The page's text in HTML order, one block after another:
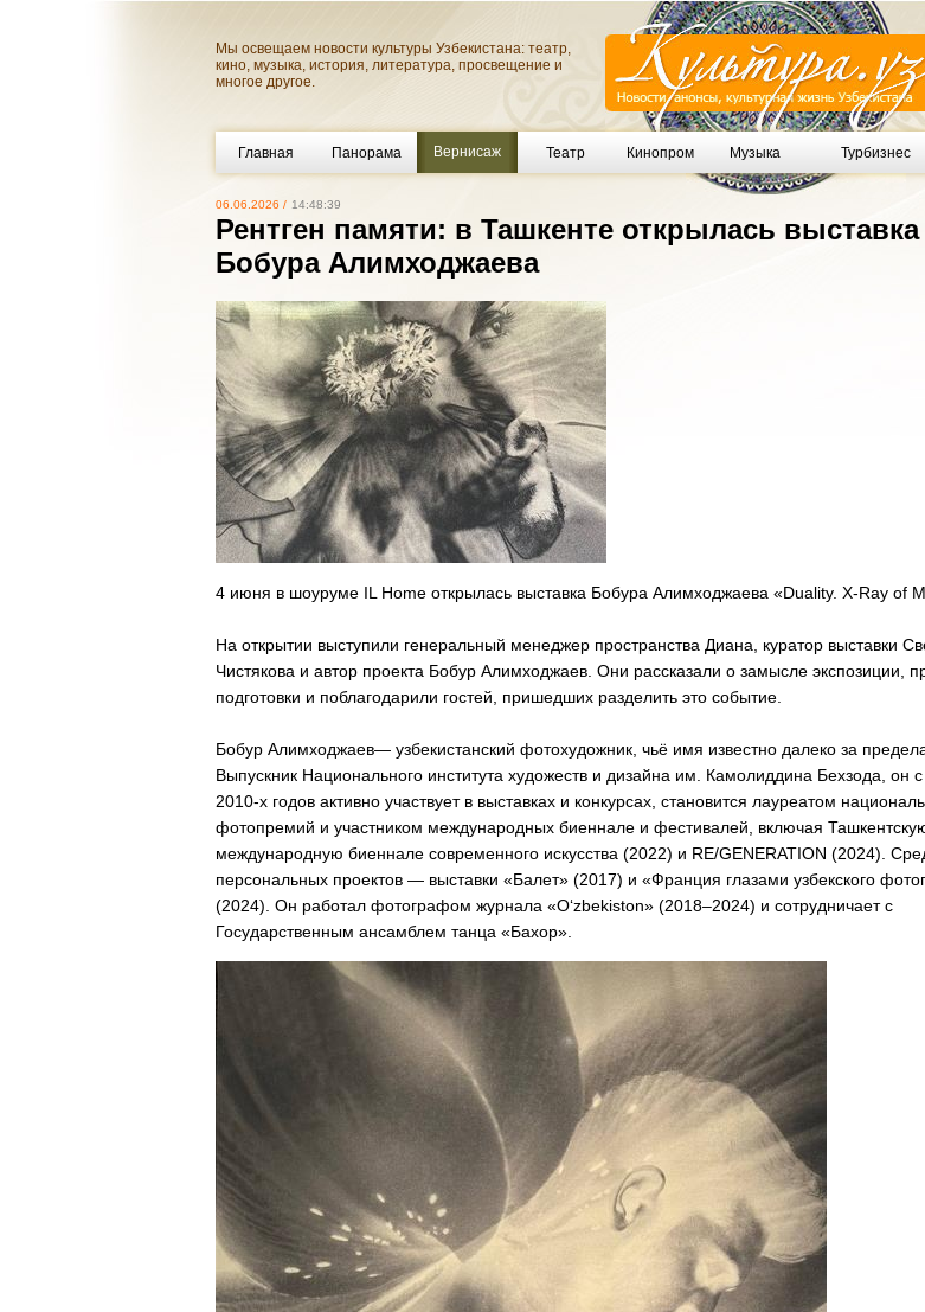
Мы освещаем новости культуры Узбекистана: театр,
кино, музыка, история, литература, просвещение и
многое другое.
Главная Панорама Вернисаж Театр Кинопром Музыка Турбизнес
06.06.2026 / 14:48:39
Рентген памяти: в Ташкенте открылась выставка
Бобура Алимходжаева
4 июня в шоуруме IL Home открылась выставка Бобура Алимходжаева «Duality. X-Ray of
На открытии выступили генеральный менеджер пространства Диана, куратор выставки
Чистякова и автор проекта Бобур Алимходжаев. Они рассказали о замысле экспозиции,
подготовки и поблагодарили гостей, пришедших разделить это событие.
Бобур Алимходжаев— узбекистанский фотохудожник, чьё имя известно далеко за
Выпускник Национального института художеств и дизайна им. Камолиддина Бехзода, он
2010-х годов активно участвует в выставках и конкурсах, становится лауреатом
фотопремий и участником международных биеннале и фестивалей, включая
международную биеннале современного искусства (2022) и RE/GENERATION (2024).
персональных проектов — выставки «Балет» (2017) и «Франция глазами узбекского
(2024). Он работал фотографом журнала «O‘zbekiston» (2018–2024) и сотрудничает с
Государственным ансамблем танца «Бахор».